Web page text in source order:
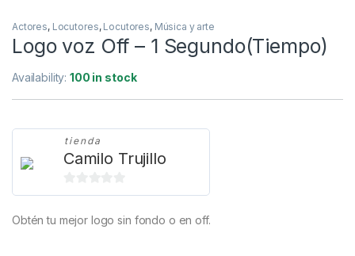
Actores, Locutores, Locutores, Música y arte
Logo voz Off – 1 Segundo(Tiempo)
Availability:100 in stock
tienda
Camilo Trujillo
0
Obtén tu mejor logo sin fondo o en off.